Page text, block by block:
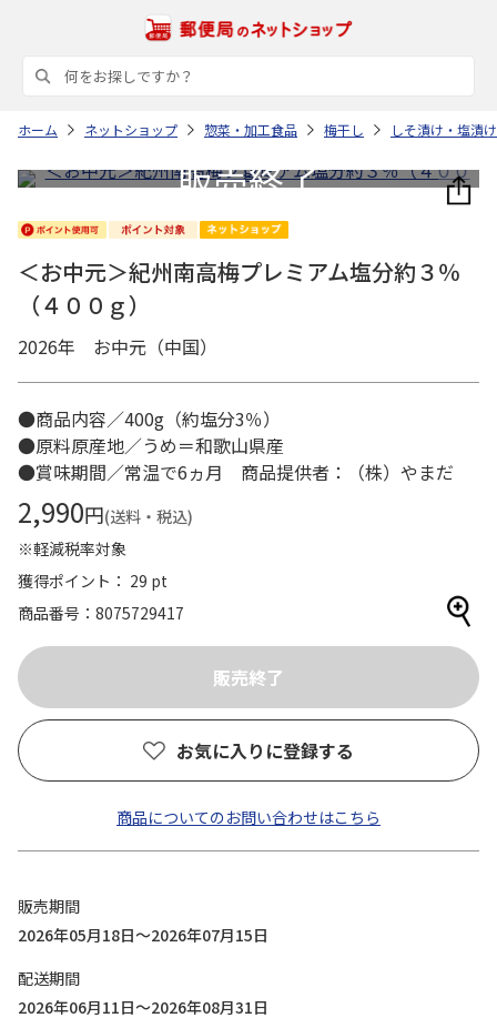
ホーム ネットショップ 惣菜・加工食品 梅干し しそ漬け・塩漬
＜お中元＞紀州南高梅プレミアム塩分約３％
（４００ｇ）
2026年 お中元（中国）
●商品内容／400g（約塩分3％）
●原料原産地／うめ＝和歌山県産
●賞味期間／常温で6ヵ月 商品提供者：（株）やまだ
2,990円(送料・税込)
※軽減税率対象
獲得ポイント： 29 pt
商品番号
8075729417
お気に入りに登録する
商品についてのお問い合わせはこちら
販売期間
2026年05月18日～2026年07月15日
配送期間
2026年06月11日～2026年08月31日